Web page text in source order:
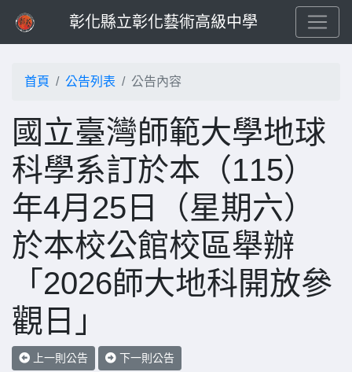
彰化縣立彰化藝術高級中學
首頁 公告列表 公告內容
國立臺灣師範大學地球
科學系訂於本（115）
年4月25日（星期六）
於本校公館校區舉辦
「2026師大地科開放參
觀日」
上一則公告 下一則公告